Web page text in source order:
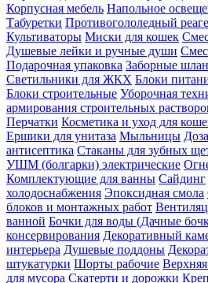
Корпусная мебель Напольное
Табуретки Противогололедный
Культиваторы Миски для кошек
Душевые лейки и ручные души
Подарочная упаковка Заборные
Светильники для ЖКХ Блоки
Блоки строительные Уборочная
армирования строительных
Перчатки Косметика и уход для
Ершики для унитаза Мыльницы
антисептика Стаканы для зубных
УШМ (болгарки) электрические
Комплектующие для ванны Сайдинг
холодоснабжения Эпоксидная смола
блоков и монтажных работ
ванной Бочки для воды (Дачные
консервирования Декоративный
интерьера Душевые поддоны
штукатурки Шорты рабочие
для мусора Скатерти и дорожки